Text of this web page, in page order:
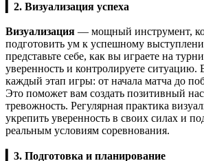
▎2. Визуализация успеха
Визуализация — мощный инструмент,
подготовить ум к успешному
представьте себе, как вы играете на
уверенность и контролируете ситуацию.
каждый этап игры: от начала матча до
Это поможет вам создать позитивный
тревожность. Регулярная практика
укрепить уверенность в своих силах и
реальным условиям соревнования.
▎3. Подготовка и планирование